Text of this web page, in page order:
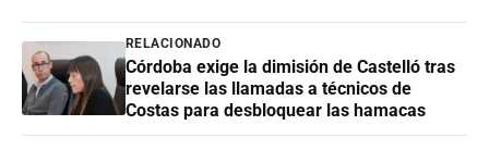
RELACIONADO
Córdoba exige la dimisión de Castelló tras
revelarse las llamadas a técnicos de
Costas para desbloquear las hamacas